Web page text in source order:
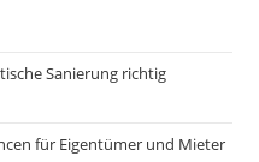
Sanierung richtig
für Eigentümer und Mieter